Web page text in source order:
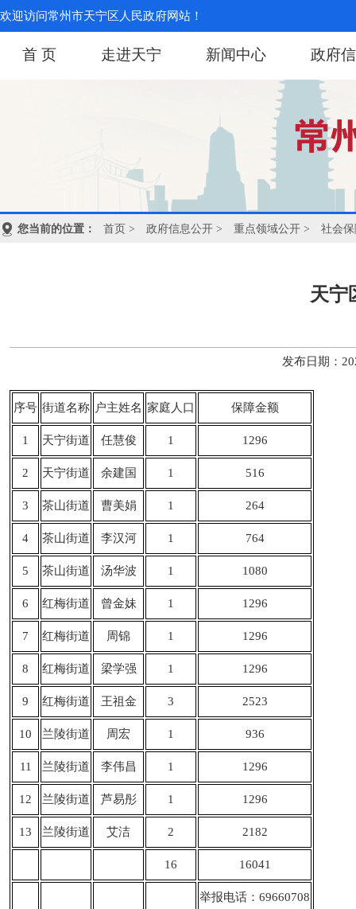
欢迎访问常州市天宁区人民政府网站！
首 页 走进天宁 新闻中心 政府
您当前的位置： 首页 > 政府信息公开 > 重点领域公开 > 社会
天宁
发布日期：
序号 街道名称 户主姓名 家庭人口 保障金额
1 天宁街道 任慧俊 1 1296
2 天宁街道 余建国 1 516
3 茶山街道 曹美娟 1 264
4 茶山街道 李汉河 1 764
5 茶山街道 汤华波 1 1080
6 红梅街道 曾金妹 1 1296
7 红梅街道 周锦 1 1296
8 红梅街道 梁学强 1 1296
9 红梅街道 王祖金 3 2523
10 兰陵街道 周宏 1 936
11 兰陵街道 李伟昌 1 1296
12 兰陵街道 芦易彤 1 1296
13 兰陵街道 艾洁 2 2182
16 16041
举报电话：69660708